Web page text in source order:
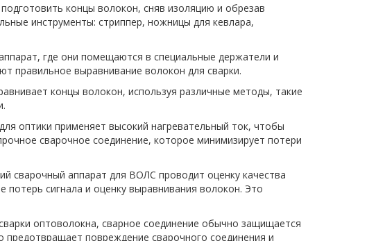
концы волокон, сняв изоляцию и обрезав
инструменты: стриппер, ножницы для кевлара,
где они помещаются в специальные держатели и
правильное выравнивание волокон для сварки.
концы волокон, используя различные методы, такие
оптики применяет высокий нагревательный ток, чтобы
сварочное соединение, которое минимизирует потери
сварочный аппарат для ВОЛС проводит оценку качества
потерь сигнала и оценку выравнивания волокон. Это
оптоволокна, сварное соединение обычно защищается
повреждение сварочного соединения и